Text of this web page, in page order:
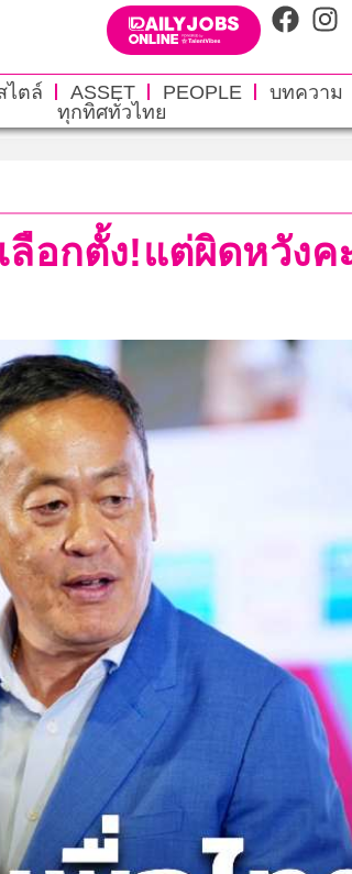
ไตล์ ASSET PEOPLE บทความ
ทุกทิศทั่วไทย
เลือกตั้ง!แต่ผิดหวัง